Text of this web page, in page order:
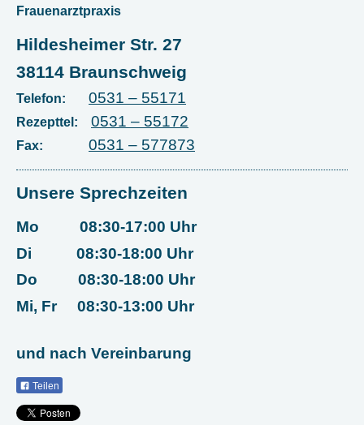
Frauenarztpraxis
Hildesheimer Str. 27
38114 Braunschweig
Telefon: 0531 – 55171
Rezepttel: 0531 – 55172
Fax: 0531 – 577873
Unsere Sprechzeiten
Mo 08:30-17:00 Uhr
Di 08:30-18:00 Uhr
Do 08:30-18:00 Uhr
Mi, Fr 08:30-13:00 Uhr
und nach Vereinbarung
Teilen